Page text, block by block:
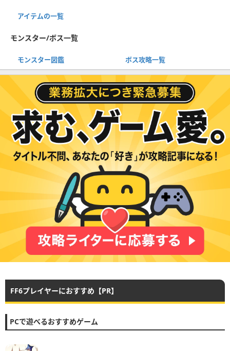
アイテムの一覧
モンスター/ボス一覧
モンスター図鑑 ボス攻略一覧
FF6プレイヤーにおすすめ【PR】
PCで遊べるおすすめゲーム